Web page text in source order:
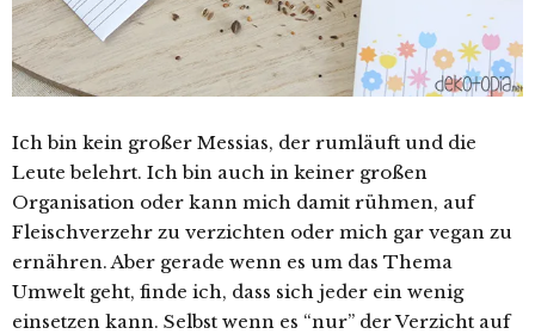
Ich bin kein großer Messias, der rumläuft und die
Leute belehrt. Ich bin auch in keiner großen
Organisation oder kann mich damit rühmen, auf
Fleischverzehr zu verzichten oder mich gar vegan zu
ernähren. Aber gerade wenn es um das Thema
Umwelt geht, finde ich, dass sich jeder ein wenig
einsetzen kann. Selbst wenn es “nur” der Verzicht auf